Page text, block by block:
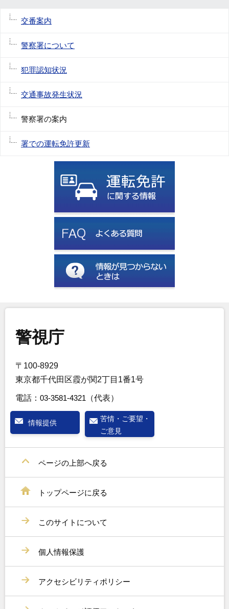
交番案内
警察署について
犯罪認知状況
交通事故発生状況
警察署の案内
署での運転免許更新
警視庁
〒100-8929
東京都千代田区霞が関2丁目1番1号
電話： 03-3581-4321 （代表）
情報提供
苦情・ご要望・
ご意見
ページの上部へ戻る
トップページに戻る
このサイトについて
個人情報保護
アクセシビリティポリシー